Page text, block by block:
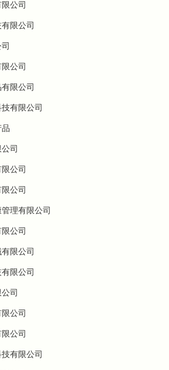
公司
限公司
公司
限公司
有限公司
司
公司
公司
理有限公司
公司
限公司
限公司
司
公司
公司
有限公司